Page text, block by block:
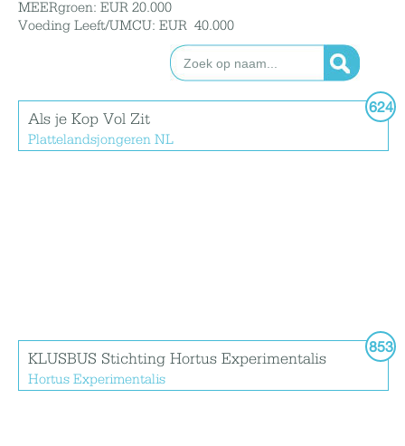
MEERgroen: EUR 20.000
Voeding Leeft/UMCU: EUR 40.000
624
Als je Kop Vol Zit
Plattelandsjongeren NL
853
KLUSBUS Stichting Hortus Experimentalis
Hortus Experimentalis